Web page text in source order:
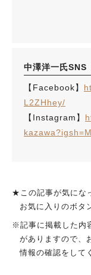
中澤洋一氏SNS
【Facebook】
L2ZHhey/
【Instagram】
★この記事が気にな
お気に入りのボタ
※記事に掲載した内
がありますので、
情報の確認をして